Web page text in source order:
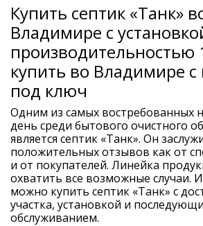
Купить септик «Танк»
Владимире с
производительностью
купить во Владимире
под ключ
Одним из самых востребованных
день среди бытового очистного
является септик «Танк». Он
положительных отзывов как от
и от покупателей. Линейка
охватить все возможные случаи.
можно купить септик «Танк» с
участка, установкой и
обслуживанием.